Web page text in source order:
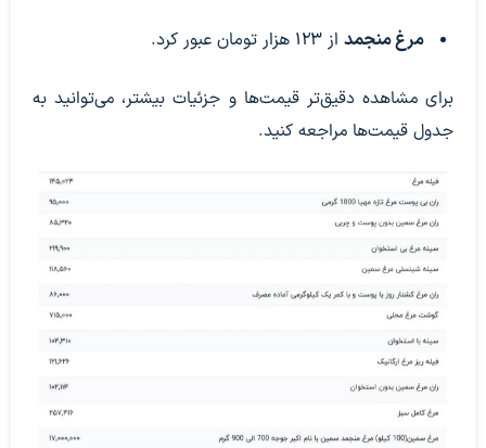
مرغ منجمد از ۱۲۳ هزار تومان عبور کرد.
برای مشاهده دقیق‌تر قیمت‌ها و جزئیات بیشتر، می‌توانید به
جدول قیمت‌ها مراجعه کنید.